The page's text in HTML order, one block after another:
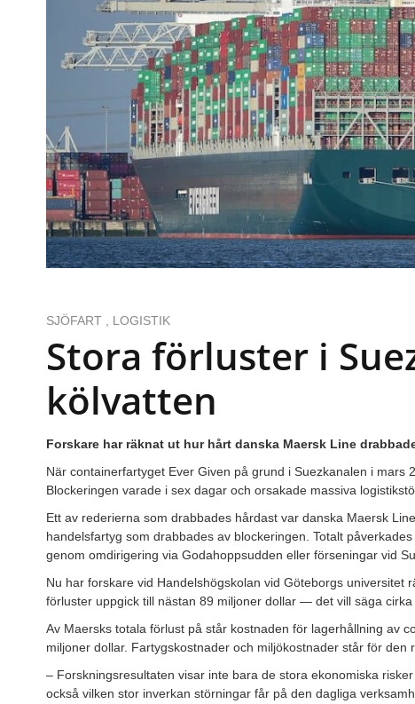
SJÖFART LOGISTIK
Stora förluster i
kölvatten
Forskare har räknat ut hur hårt danska Maersk Line
När containerfartyget Ever Given på grund i Suezkanalen i mars
Blockeringen varade i sex dagar och orsakade massiva
Ett av rederierna som drabbades hårdast var danska Maersk
handelsfartyg som drabbades av blockeringen. Totalt
genom omdirigering via Godahoppsudden eller förseningar vid
Nu har forskare vid Handelshögskolan vid Göteborgs universitet
förluster uppgick till nästan 89 miljoner dollar — det vill säga cirka
Av Maersks totala förlust på står kostnaden för lagerhållning av
miljoner dollar. Fartygskostnader och miljökostnader står för den
– Forskningsresultaten visar inte bara de stora ekonomiska
också vilken stor inverkan störningar får på den dagliga